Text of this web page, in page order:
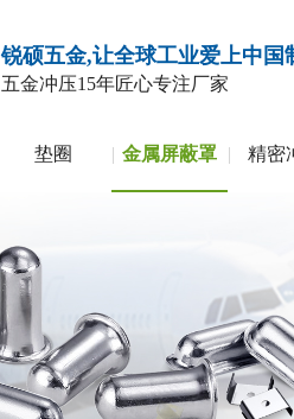
锐硕五金,让全球工业爱上中国
五金冲压15年匠心专注厂家
垫圈 金属屏蔽罩 精密